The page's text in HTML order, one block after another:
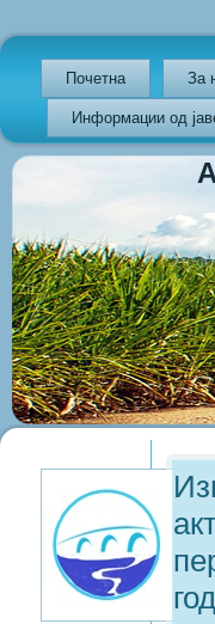
Почетна За
Информации од
АД